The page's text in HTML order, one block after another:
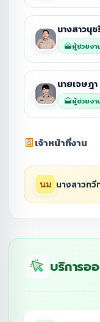
นางสาวนุ
ผู้ช่วยงา
นายเจษฎ
ผู้ช่วยงา
เจ้าหน้าที่งาน
นางสาวท
บริการอ